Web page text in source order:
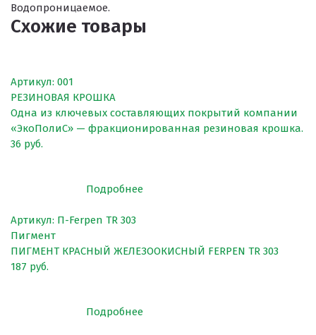
Водопроницаемое.
Схожие товары
Артикул: 001
РЕЗИНОВАЯ КРОШКА
Одна из ключевых составляющих покрытий компании
«ЭкоПолиС» — фракционированная резиновая крошка.
36 руб.
Подробнее
Артикул: П-Ferpen TR 303
Пигмент
ПИГМЕНТ КРАСНЫЙ ЖЕЛЕЗООКИСНЫЙ FERPEN TR 303
187 руб.
Подробнее